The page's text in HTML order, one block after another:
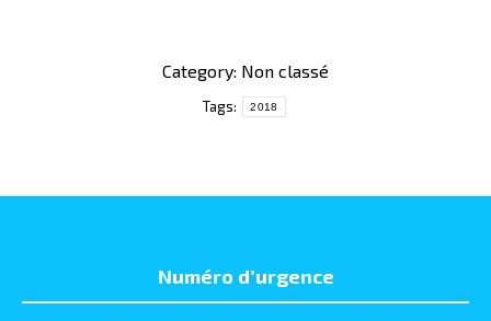
Category: Non classé
Tags: 2018
Numéro d’urgence